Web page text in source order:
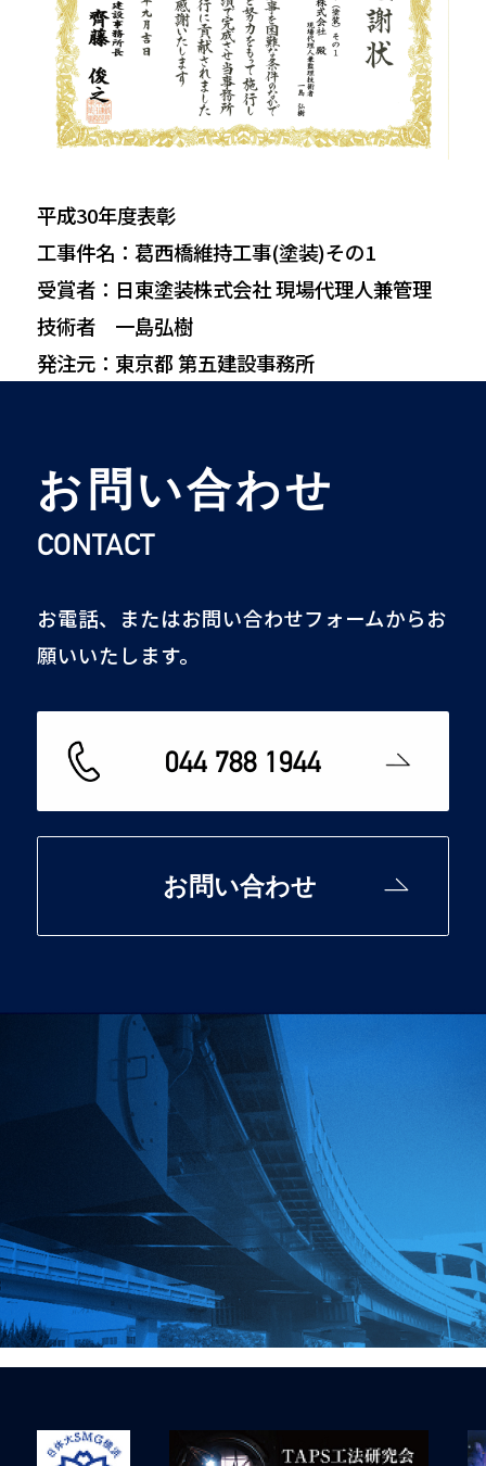
平成30年度表彰
工事件名：葛西橋維持工事(塗装)その1
受賞者：日東塗装株式会社 現場代理人兼管理
技術者 一島弘樹
発注元：東京都 第五建設事務所
お問い合わせ
CONTACT
お電話、またはお問い合わせフォームからお
願いいたします。
044 788 1944
お問い合わせ